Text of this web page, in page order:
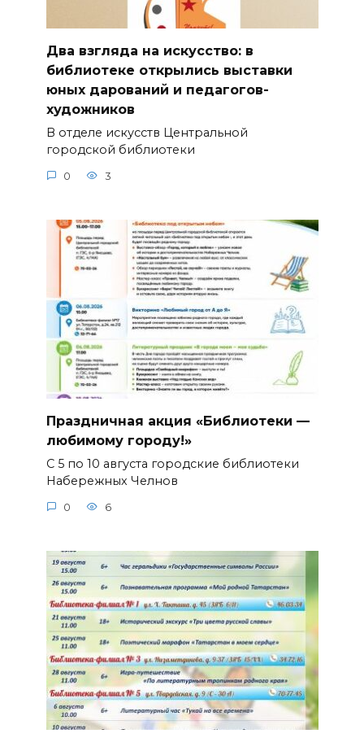
Два взгляда на искусство: в
библиотеке открылись выставки
юных дарований и педагогов-
художников
В отделе искусств Центральной
городской библиотеки
0 3
Праздничная акция «Библиотеки —
любимому городу!»
С 5 по 10 августа городские библиотеки
Набережных Челнов
0 6